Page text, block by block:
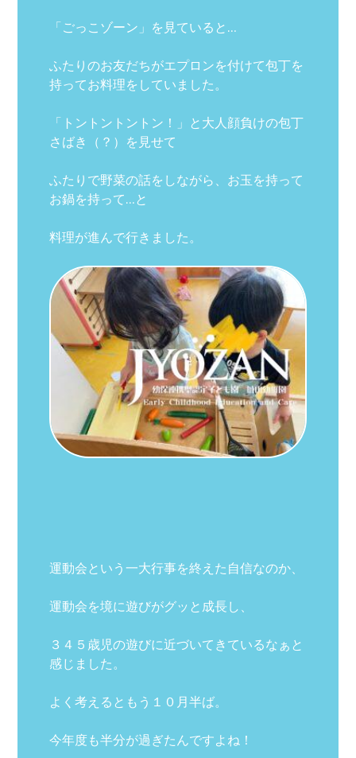
「ごっこゾーン」を見ていると…
ふたりのお友だちがエプロンを付けて包丁を
持ってお料理をしていました。
「トントントントン！」と大人顔負けの包丁
さばき（？）を見せて
ふたりで野菜の話をしながら、お玉を持って
お鍋を持って…と
料理が進んで行きました。
運動会という一大行事を終えた自信なのか、
運動会を境に遊びがグッと成長し、
３４５歳児の遊びに近づいてきているなぁと
感じました。
よく考えるともう１０月半ば。
今年度も半分が過ぎたんですよね！